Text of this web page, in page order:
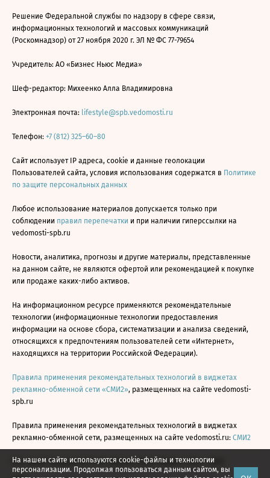
На нашем сайте используются cookie-файлы и технологии
персонализации. Продолжая пользоваться данным сайтом, вы
Решение Федеральной службы по надзору в сфере связи,
информационных технологий и массовых коммуникаций
(Роскомнадзор) от 27 ноября 2020 г. ЭЛ № ФС 77-79654
Учредитель: АО «Бизнес Ньюс Медиа»
Шеф-редактор: Михеенко Алла Владимировна
Электронная почта: lifestyle@spb.vedomosti.ru
Телефон: +7 (812) 325–60–80
Сайт использует IP адреса, cookie и данные геолокации
Пользователей сайта, условия использования содержатся в Политике
по защите персональных данных
Любое использование материалов допускается только при
соблюдении правил перепечатки и при наличии гиперссылки на
vedomosti-spb.ru
Новости, аналитика, прогнозы и другие материалы, представленные
на данном сайте, не являются офертой или рекомендацией к покупке
или продаже каких-либо активов.
На информационном ресурсе применяются рекомендательные
технологии (информационные технологии предоставления
информации на основе сбора, систематизации и анализа сведений,
относящихся к предпочтениям пользователей сети «Интернет»,
находящихся на территории Российской Федерации).
Правила применения рекомендательных технологий в виджетах
рекламно-обменной сети «СМИ2», размещенных на сайте vedomosti-
spb.ru
Правила применения рекомендательных технологий в виджетах
рекламно-обменной сети, размещенных на сайте vedomosti.ru: СМИ2
Все права защищены © АО «Бизнес Ньюс Медиа», 2024 - 2026